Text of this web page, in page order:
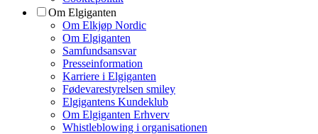
Om Elgiganten
Om Elkjøp Nordic
Om Elgiganten
Samfundsansvar
Presseinformation
Karriere i Elgiganten
Fødevarestyrelsen smiley
Elgigantens Kundeklub
Om Elgiganten Erhverv
Whistleblowing i organisationen